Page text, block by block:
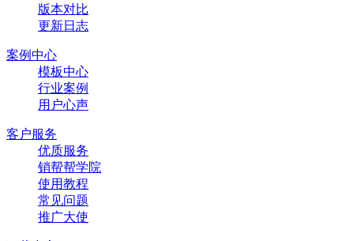
版本对比
更新日志
案例中心
模板中心
行业案例
用户心声
客户服务
优质服务
销帮帮学院
使用教程
常见问题
推广大使